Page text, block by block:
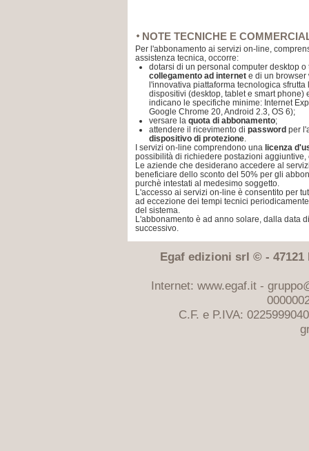
NOTE TECNICHE E
Per l'abbonamento ai servizi on-line,
assistenza tecnica, occorre:
dotarsi di un personal computer desktop
collegamento ad internet e di un browser
l'innovativa piattaforma tecnologica
dispositivi (desktop, tablet e smart
indicano le specifiche minime: Internet
Google Chrome 20, Android 2.3, OS 6);
versare la quota di abbonamento;
attendere il ricevimento di password per
dispositivo di protezione.
I servizi on-line comprendono una licenza
possibilità di richiedere postazioni aggiuntive,
Le aziende che desiderano accedere al
beneficiare dello sconto del 50% per gli
purchè intestati al medesimo soggetto.
L'accesso ai servizi on-line è consentito per
ad eccezione dei tempi tecnici
del sistema.
L'abbonamento è ad anno solare, dalla data
successivo.
Egaf edizioni srl © - 47121
Internet: www.egaf.it -
C.F. e P.IVA: